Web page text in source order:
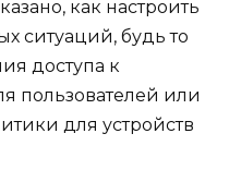
как настроить
ситуаций, будь то
доступа к
пользователей или
для устройств